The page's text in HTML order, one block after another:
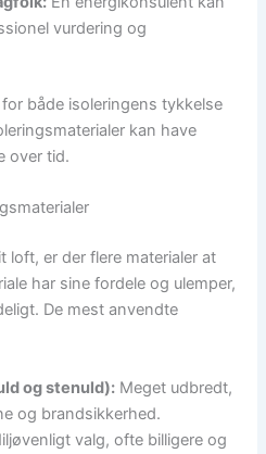
vurdering og
både isoleringens tykkelse
kan have
over tid.
loft, er der flere materialer at
har sine fordele og ulemper,
De mest anvendte
og stenuld): Meget udbredt,
og brandsikkerhed.
valg, ofte billigere og